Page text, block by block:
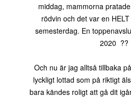
middag, mammorna
rödvin och det var en
semesterdag. En
2020 ??
Och nu är jag alltså tillbaka
lyckligt lottad som på riktigt
bara kändes roligt att gå dit